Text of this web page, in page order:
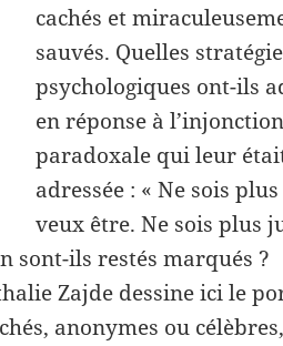
cachés et
sauvés. Quelles
psychologiques ont-ils
en réponse à l’injonction
paradoxale qui leur
adressée : « Ne sois
veux être. Ne sois plus
sont-ils restés marqués ?
Zajde dessine ici le
anonymes ou